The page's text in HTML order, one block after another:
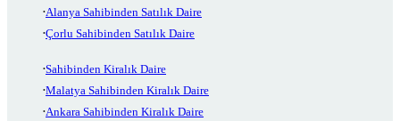
Alanya Sahibinden Satılık Daire
Çorlu Sahibinden Satılık Daire
Sahibinden Kiralık Daire
Malatya Sahibinden Kiralık Daire
Ankara Sahibinden Kiralık Daire